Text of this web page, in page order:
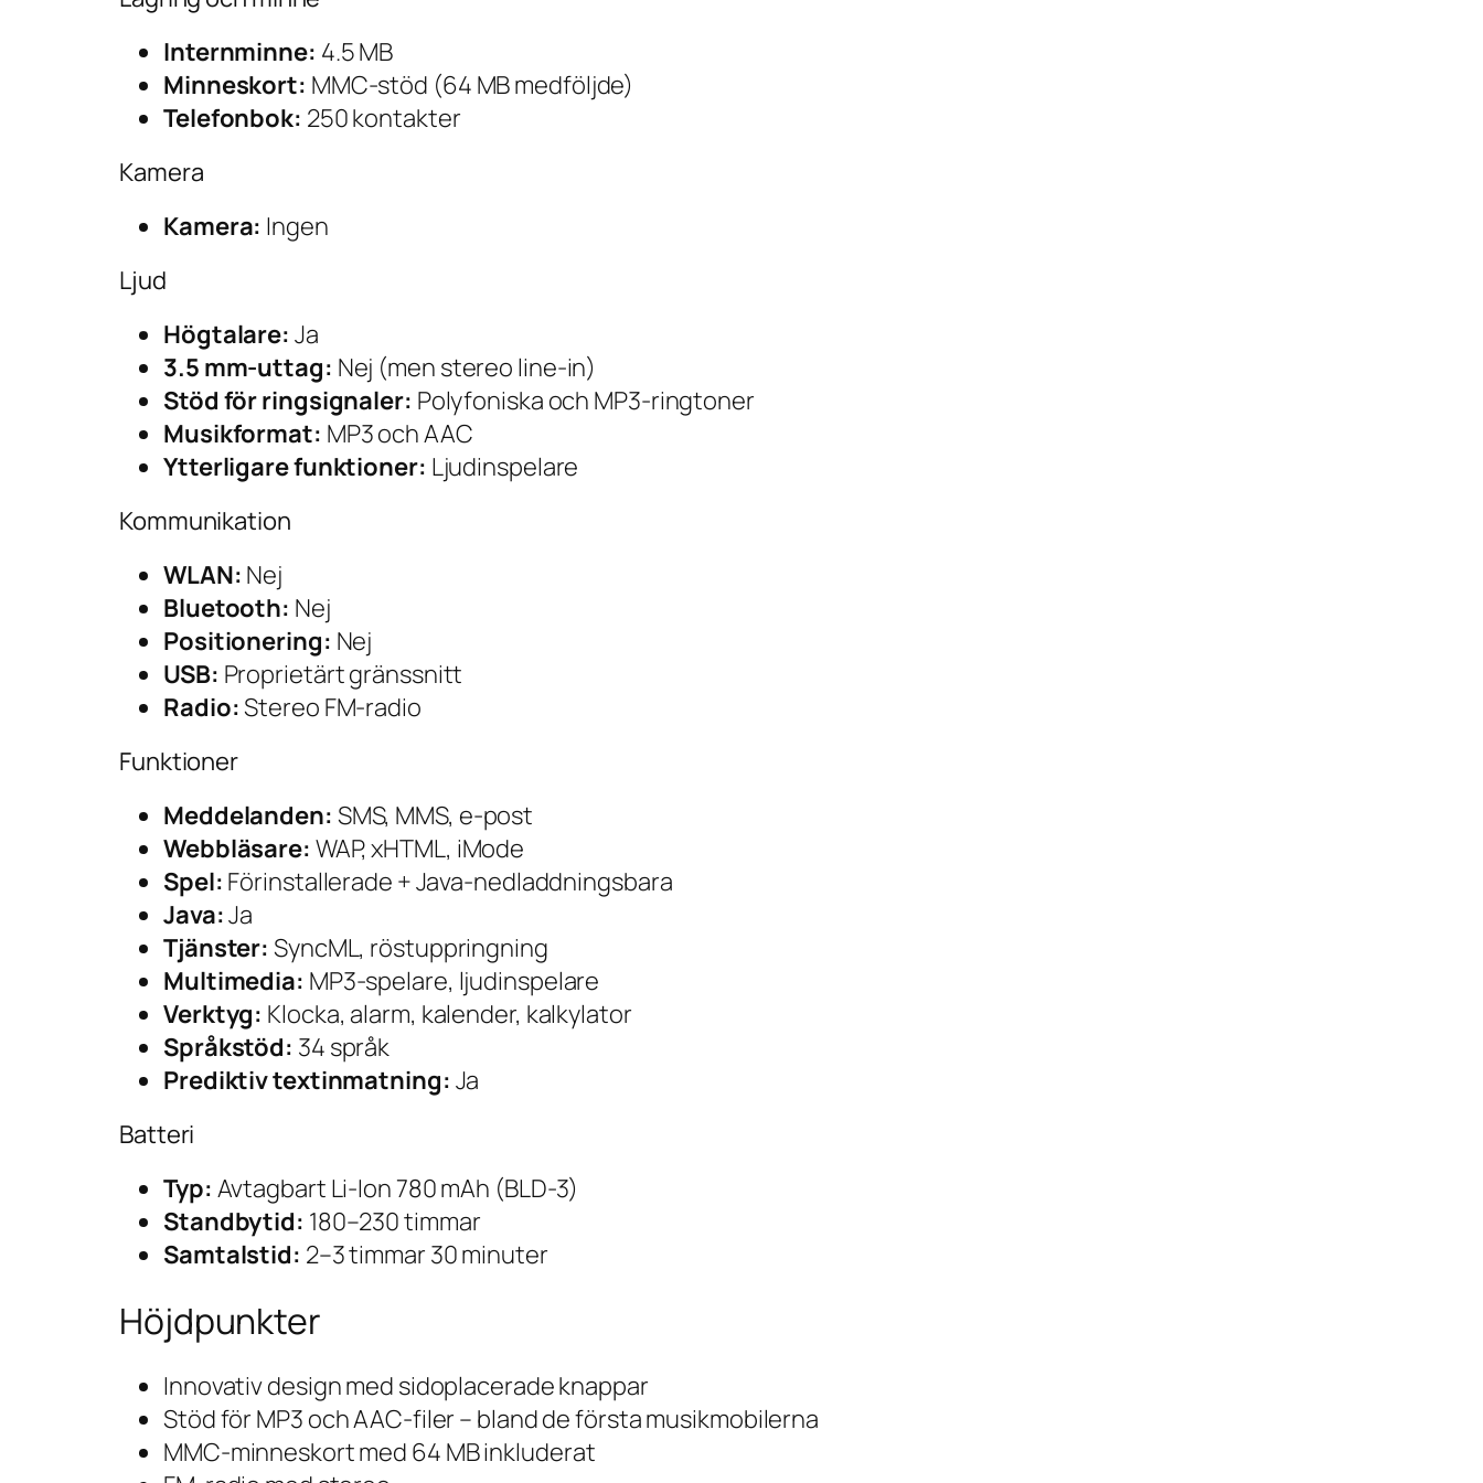
Internminne: 4.5 MB
Minneskort: MMC-stöd (64 MB medföljde)
Telefonbok: 250 kontakter
Kamera
Kamera: Ingen
Ljud
Högtalare: Ja
3.5 mm-uttag: Nej (men stereo line-in)
Stöd för ringsignaler: Polyfoniska och MP3-ringtoner
Musikformat: MP3 och AAC
Ytterligare funktioner: Ljudinspelare
Kommunikation
WLAN: Nej
Bluetooth: Nej
Positionering: Nej
USB: Proprietärt gränssnitt
Radio:Stereo FM-radio
Funktioner
Meddelanden: SMS, MMS, e-post
Webbläsare: WAP, xHTML, iMode
Spel: Förinstallerade + Java-nedladdningsbara
Java:Ja
Tjänster: SyncML, röstuppringning
Multimedia: MP3-spelare, ljudinspelare
Verktyg: Klocka, alarm, kalender, kalkylator
Språkstöd: 34 språk
Prediktiv textinmatning: Ja
Batteri
Typ: Avtagbart Li-Ion 780 mAh (BLD-3)
Standbytid: 180–230 timmar
Samtalstid: 2–3 timmar 30 minuter
Höjdpunkter
Innovativ design med sidoplacerade knappar
Stöd för MP3 och AAC-filer – bland de första musikmobilerna
MMC-minneskort med 64 MB inkluderat